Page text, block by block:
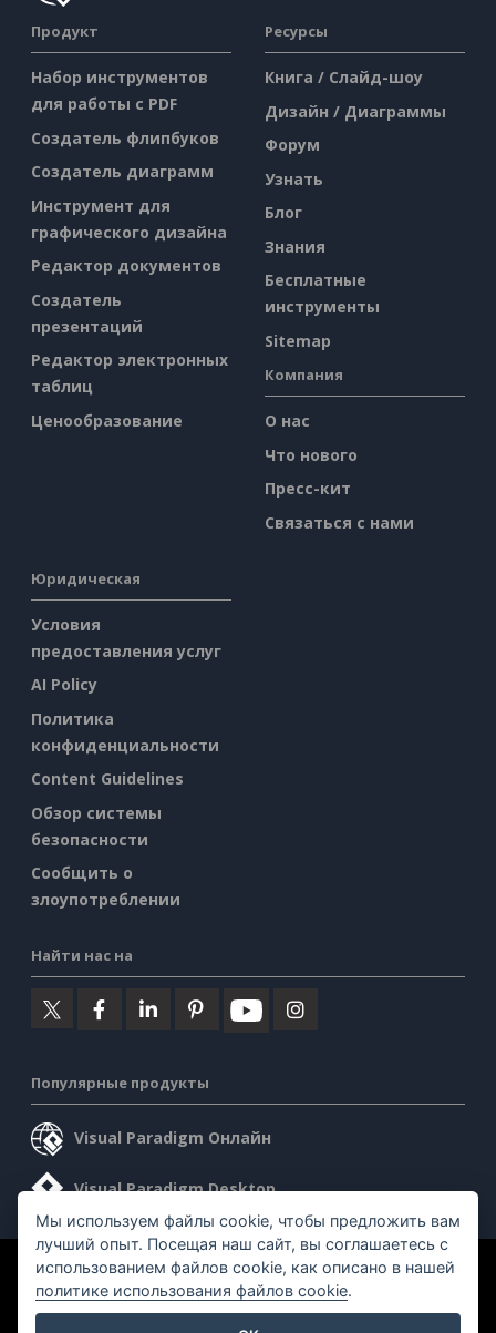
Продукт
Набор инструментов
для работы с PDF
Создатель флипбуков
Создатель диаграмм
Инструмент для
графического дизайна
Редактор документов
Создатель
презентаций
Редактор электронных
таблиц
Ценообразование
Ресурсы
Книга / Слайд-шоу
Дизайн / Диаграммы
Форум
Узнать
Блог
Знания
Бесплатные
инструменты
Sitemap
Компания
О нас
Что нового
Пресс-кит
Связаться с нами
Юридическая
Условия
предоставления услуг
AI Policy
Политика
конфиденциальности
Content Guidelines
Обзор системы
безопасности
Сообщить о
злоупотреблении
Найти нас на
Популярные продукты
Visual Paradigm Онлайн
Visual Paradigm Desktop
©2026 by Visual Paradigm. Все права защищены.
Мы используем файлы cookie, чтобы предложить вам
лучший опыт. Посещая наш сайт, вы соглашаетесь с
использованием файлов cookie, как описано в нашей
политике использования файлов cookie.